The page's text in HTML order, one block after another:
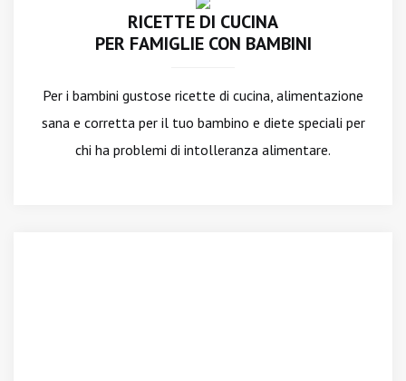
RICETTE DI CUCINA
PER FAMIGLIE CON BAMBINI
Per i bambini gustose ricette di cucina, alimentazione
sana e corretta per il tuo bambino e diete speciali per
chi ha problemi di intolleranza alimentare.